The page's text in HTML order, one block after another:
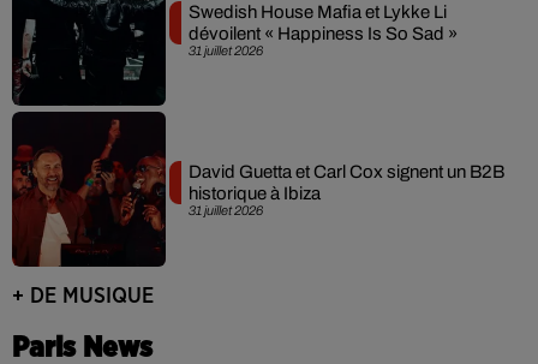
31 juillet 2026
Swedish House Mafia et Lykke Li
dévoilent « Happiness Is So Sad »
31 juillet 2026
David Guetta et Carl Cox signent un B2B
historique à Ibiza
+ DE MUSIQUE
Paris News